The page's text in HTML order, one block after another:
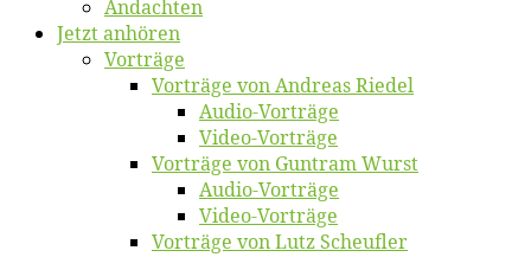
An­dach­ten
Jetzt an­hö­ren
Vor­trä­ge
Vor­trä­ge von An­dre­as Riedel
Au­dio-Vor­trä­ge
Vi­deo-Vor­trä­ge
Vor­trä­ge von Gun­tram Wurst
Au­dio-Vor­trä­ge
Vi­deo-Vor­trä­ge
Vor­trä­ge von Lutz Scheufler